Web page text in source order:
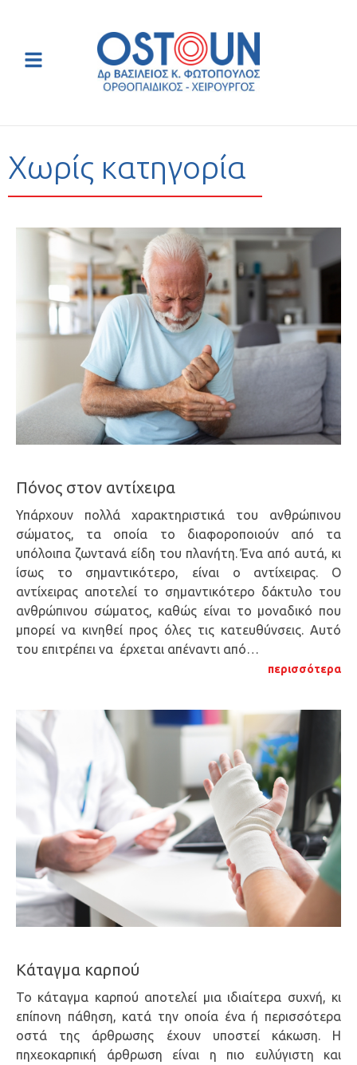
Χωρίς κατηγορία
Πόνος στον αντίχειρα
Υπάρχουν πολλά χαρακτηριστικά του ανθρώπινου
σώματος, τα οποία το διαφοροποιούν από τα
υπόλοιπα ζωντανά είδη του πλανήτη. Ένα από αυτά, κι
ίσως το σημαντικότερο, είναι ο αντίχειρας. Ο
αντίχειρας αποτελεί το σημαντικότερο δάκτυλο του
ανθρώπινου σώματος, καθώς είναι το μοναδικό που
μπορεί να κινηθεί προς όλες τις κατευθύνσεις. Αυτό
του επιτρέπει να έρχεται απέναντι από…
περισσότερα
Κάταγμα καρπού
Το κάταγμα καρπού αποτελεί μια ιδιαίτερα συχνή, κι
επίπονη πάθηση, κατά την οποία ένα ή περισσότερα
οστά της άρθρωσης έχουν υποστεί κάκωση. Η
πηχεοκαρπική άρθρωση είναι η πιο ευλύγιστη και